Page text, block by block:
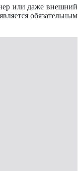
или даже внешний
обязательным